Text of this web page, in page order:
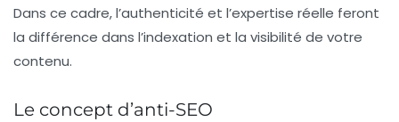
Dans ce cadre, l’authenticité et l’expertise réelle feront
la différence dans l’indexation et la visibilité de votre
contenu.
Le concept d’anti-SEO